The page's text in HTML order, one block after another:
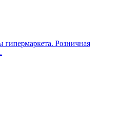
Розничная